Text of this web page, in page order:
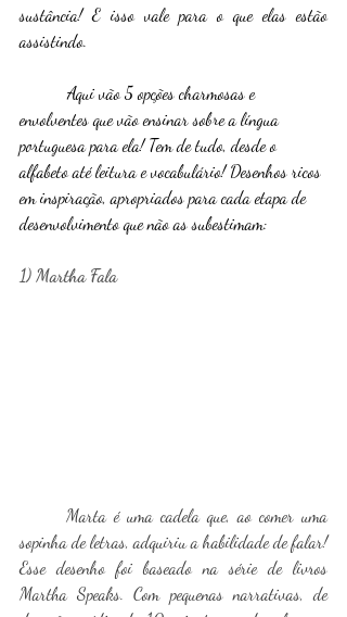
sustância! E isso vale para o que elas estão
assistindo.
envolventes que vão ensinar sobre a língua
portuguesa para ela! Tem de tudo, desde o
alfabeto até leitura e vocabulário! Desenhos ricos
em inspiração, apropriados para cada etapa de
desenvolvimento que não as subestimam:
1) Martha Fala
sopinha de letras, adquiriu a habilidade de falar!
Esse desenho foi baseado na série de livros
Martha Speaks. Com pequenas narrativas, de